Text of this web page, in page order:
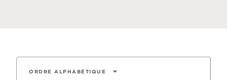
ORDRE ALPHABÉTIQUE arrow_drop_down